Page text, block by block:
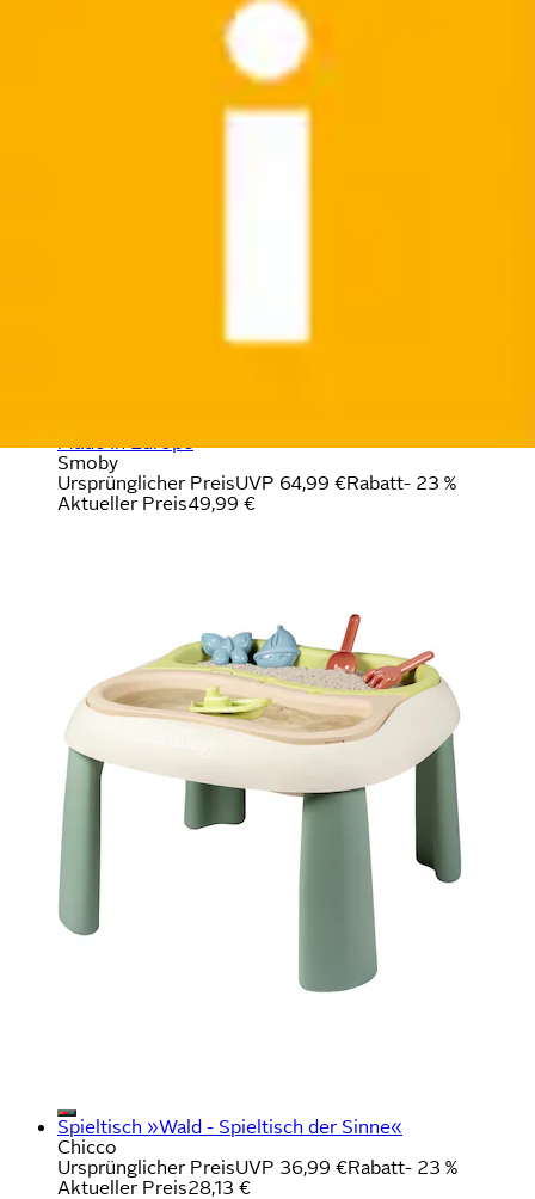
Smoby
Ursprünglicher PreisUVP 64,99 €Rabatt- 23 %
Aktueller Preis49,99 €
Spieltisch »Wald - Spieltisch der Sinne«
Chicco
Ursprünglicher PreisUVP 36,99 €Rabatt- 23 %
Aktueller Preis28,13 €